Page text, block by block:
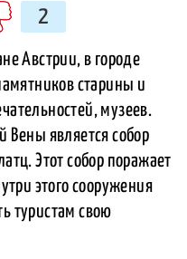
2
Австрии, в городе
старины и
музеев.
Вены является собор
Этот собор поражает
этого сооружения
туристам свою